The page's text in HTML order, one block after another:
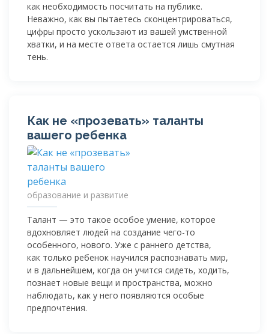
как необходимость посчитать на публике.
Неважно, как вы пытаетесь сконцентрироваться,
цифры просто ускользают из вашей умственной
хватки, и на месте ответа остается лишь смутная
тень.
Как не «прозевать» таланты
вашего ребенка
образование и развитие
Талант — это такое особое умение, которое
вдохновляет людей на создание чего-то
особенного, нового. Уже с раннего детства,
как только ребенок научился распознавать мир,
и в дальнейшем, когда он учится сидеть, ходить,
познает новые вещи и пространства, можно
наблюдать, как у него появляются особые
предпочтения.